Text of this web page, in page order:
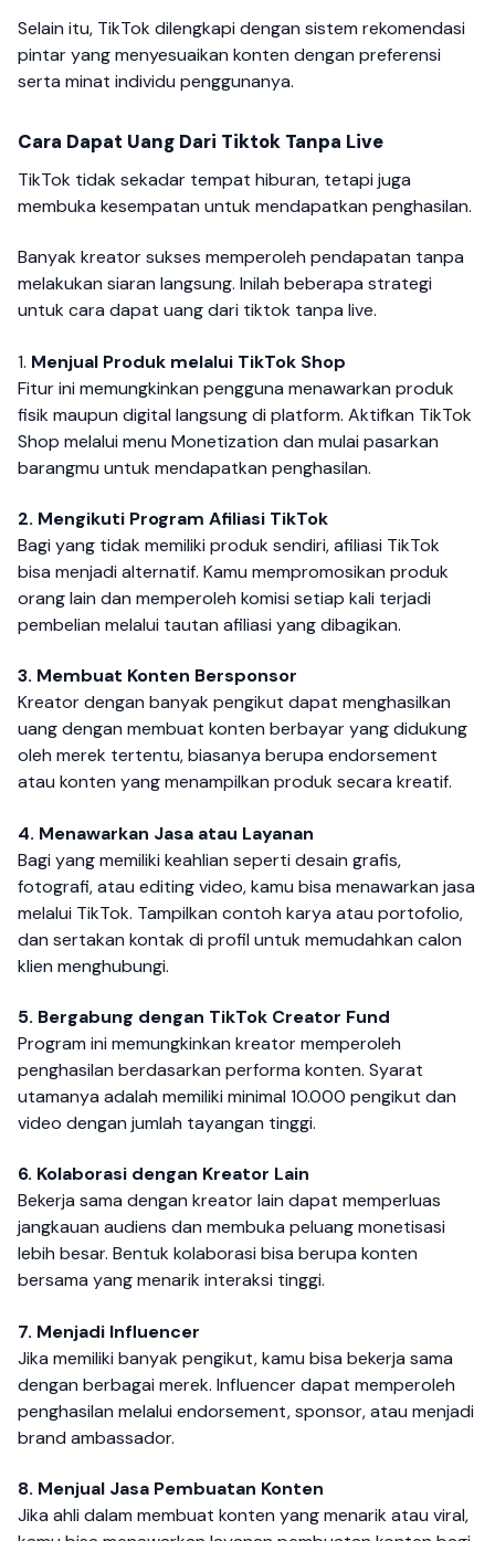
Selain itu, TikTok dilengkapi dengan sistem rekomendasi
pintar yang menyesuaikan konten dengan preferensi
serta minat individu penggunanya.
Cara Dapat Uang Dari Tiktok Tanpa Live
TikTok tidak sekadar tempat hiburan, tetapi juga
membuka kesempatan untuk mendapatkan penghasilan.
Banyak kreator sukses memperoleh pendapatan tanpa
melakukan siaran langsung. Inilah beberapa strategi
untuk cara dapat uang dari tiktok tanpa live.
1. Menjual Produk melalui TikTok Shop
Fitur ini memungkinkan pengguna menawarkan produk
fisik maupun digital langsung di platform. Aktifkan TikTok
Shop melalui menu Monetization dan mulai pasarkan
barangmu untuk mendapatkan penghasilan.
2. Mengikuti Program Afiliasi TikTok
Bagi yang tidak memiliki produk sendiri, afiliasi TikTok
bisa menjadi alternatif. Kamu mempromosikan produk
orang lain dan memperoleh komisi setiap kali terjadi
pembelian melalui tautan afiliasi yang dibagikan.
3. Membuat Konten Bersponsor
Kreator dengan banyak pengikut dapat menghasilkan
uang dengan membuat konten berbayar yang didukung
oleh merek tertentu, biasanya berupa endorsement
atau konten yang menampilkan produk secara kreatif.
4. Menawarkan Jasa atau Layanan
Bagi yang memiliki keahlian seperti desain grafis,
fotografi, atau editing video, kamu bisa menawarkan jasa
melalui TikTok. Tampilkan contoh karya atau portofolio,
dan sertakan kontak di profil untuk memudahkan calon
klien menghubungi.
5. Bergabung dengan TikTok Creator Fund
Program ini memungkinkan kreator memperoleh
penghasilan berdasarkan performa konten. Syarat
utamanya adalah memiliki minimal 10.000 pengikut dan
video dengan jumlah tayangan tinggi.
6. Kolaborasi dengan Kreator Lain
Bekerja sama dengan kreator lain dapat memperluas
jangkauan audiens dan membuka peluang monetisasi
lebih besar. Bentuk kolaborasi bisa berupa konten
bersama yang menarik interaksi tinggi.
7. Menjadi Influencer
Jika memiliki banyak pengikut, kamu bisa bekerja sama
dengan berbagai merek. Influencer dapat memperoleh
penghasilan melalui endorsement, sponsor, atau menjadi
brand ambassador.
8. Menjual Jasa Pembuatan Konten
Jika ahli dalam membuat konten yang menarik atau viral,